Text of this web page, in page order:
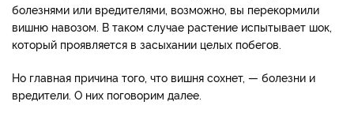
болезнями или вредителями, возможно, вы перекормили
вишню навозом. В таком случае растение испытывает шок,
который проявляется в засыхании целых побегов.
Но главная причина того, что вишня сохнет, — болезни и
вредители. О них поговорим далее.